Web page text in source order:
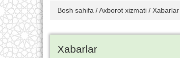
Bosh sahifa /Axborot xizmati / Xabarlar
Xabarlar